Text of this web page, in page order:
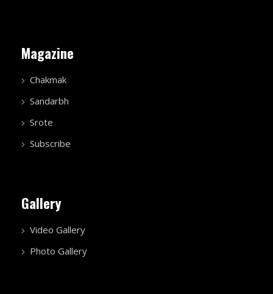
Magazine
Chakmak
Sandarbh
Srote
Subscribe
Gallery
Video Gallery
Photo Gallery